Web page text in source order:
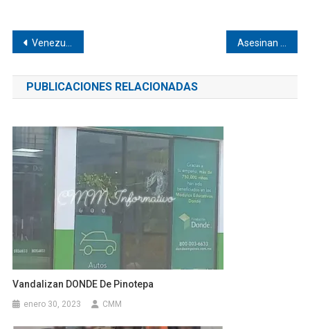
Navegación
de
entradas
Venezuela llegó a Pinotepa
PUBLICACIONES RELACIONADAS
Vandalizan DONDE De Pinotepa
enero 30, 2023 CMM